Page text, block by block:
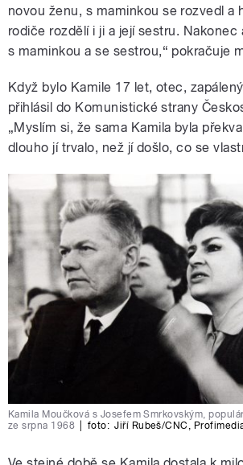
novou ženu, s maminkou se rozvedl a
rodiče rozdělí i ji a její sestru. Nakonec
s maminkou a se sestrou,“ pokračuje
Když bylo Kamile 17 let, otec,
přihlásil do Komunistické strany
„Myslím si, že sama Kamila byla
dlouho jí trvalo, než jí došlo, co se
Kamila Moučková s Josefem Smrkovským,
ze srpna 1968
foto: Jiří Rubeš/CNC